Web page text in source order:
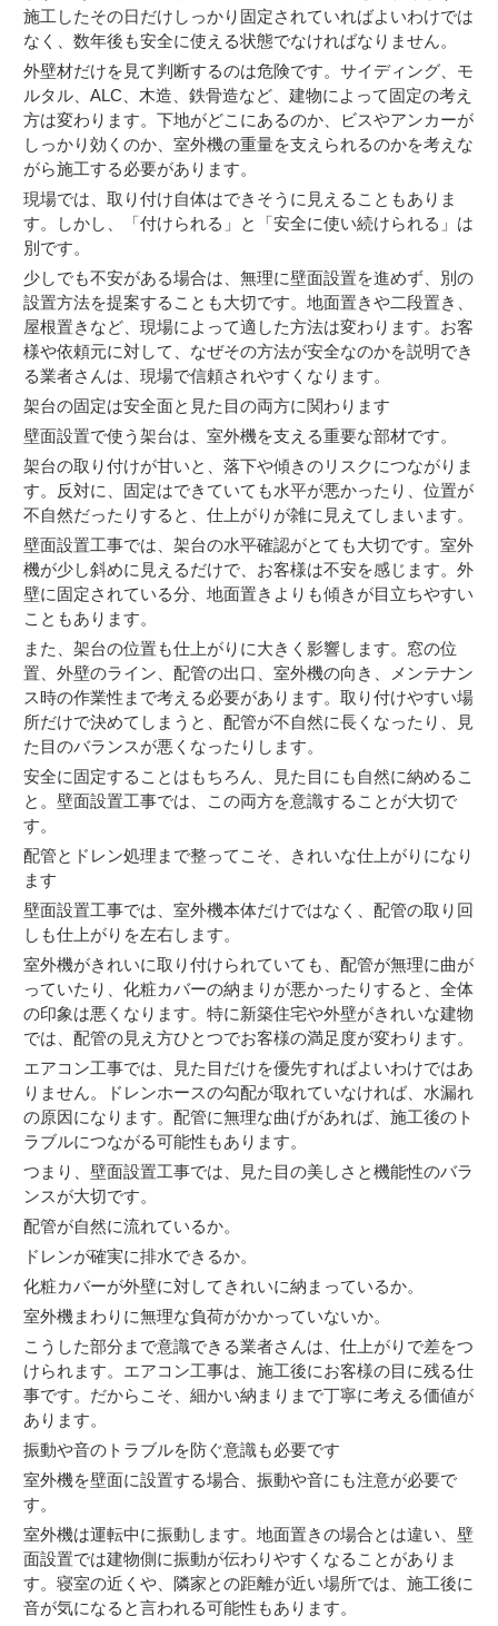
施工したその日だけしっかり固定されていればよいわけでは
なく、数年後も安全に使える状態でなければなりません。
外壁材だけを見て判断するのは危険です。サイディング、モ
ルタル、ALC、木造、鉄骨造など、建物によって固定の考え
方は変わります。下地がどこにあるのか、ビスやアンカーが
しっかり効くのか、室外機の重量を支えられるのかを考えな
がら施工する必要があります。
現場では、取り付け自体はできそうに見えることもありま
す。しかし、「付けられる」と「安全に使い続けられる」は
別です。
少しでも不安がある場合は、無理に壁面設置を進めず、別の
設置方法を提案することも大切です。地面置きや二段置き、
屋根置きなど、現場によって適した方法は変わります。お客
様や依頼元に対して、なぜその方法が安全なのかを説明でき
る業者さんは、現場で信頼されやすくなります。
架台の固定は安全面と見た目の両方に関わります
壁面設置で使う架台は、室外機を支える重要な部材です。
架台の取り付けが甘いと、落下や傾きのリスクにつながりま
す。反対に、固定はできていても水平が悪かったり、位置が
不自然だったりすると、仕上がりが雑に見えてしまいます。
壁面設置工事では、架台の水平確認がとても大切です。室外
機が少し斜めに見えるだけで、お客様は不安を感じます。外
壁に固定されている分、地面置きよりも傾きが目立ちやすい
こともあります。
また、架台の位置も仕上がりに大きく影響します。窓の位
置、外壁のライン、配管の出口、室外機の向き、メンテナン
ス時の作業性まで考える必要があります。取り付けやすい場
所だけで決めてしまうと、配管が不自然に長くなったり、見
た目のバランスが悪くなったりします。
安全に固定することはもちろん、見た目にも自然に納めるこ
と。壁面設置工事では、この両方を意識することが大切で
す。
配管とドレン処理まで整ってこそ、きれいな仕上がりになり
ます
壁面設置工事では、室外機本体だけではなく、配管の取り回
しも仕上がりを左右します。
室外機がきれいに取り付けられていても、配管が無理に曲が
っていたり、化粧カバーの納まりが悪かったりすると、全体
の印象は悪くなります。特に新築住宅や外壁がきれいな建物
では、配管の見え方ひとつでお客様の満足度が変わります。
エアコン工事では、見た目だけを優先すればよいわけではあ
りません。ドレンホースの勾配が取れていなければ、水漏れ
の原因になります。配管に無理な曲げがあれば、施工後のト
ラブルにつながる可能性もあります。
つまり、壁面設置工事では、見た目の美しさと機能性のバラ
ンスが大切です。
配管が自然に流れているか。
ドレンが確実に排水できるか。
化粧カバーが外壁に対してきれいに納まっているか。
室外機まわりに無理な負荷がかかっていないか。
こうした部分まで意識できる業者さんは、仕上がりで差をつ
けられます。エアコン工事は、施工後にお客様の目に残る仕
事です。だからこそ、細かい納まりまで丁寧に考える価値が
あります。
振動や音のトラブルを防ぐ意識も必要です
室外機を壁面に設置する場合、振動や音にも注意が必要で
す。
室外機は運転中に振動します。地面置きの場合とは違い、壁
面設置では建物側に振動が伝わりやすくなることがありま
す。寝室の近くや、隣家との距離が近い場所では、施工後に
音が気になると言われる可能性もあります。